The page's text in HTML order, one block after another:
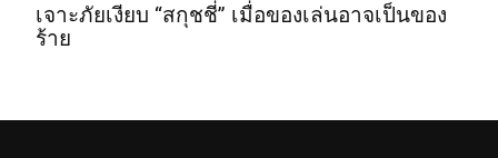
เจาะภัยเงียบ “สกุชชี่” เมื่อของเล่นอาจเป็นของ
ร้าย